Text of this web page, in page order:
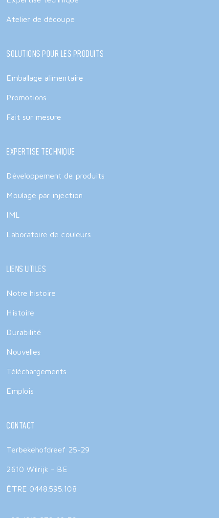
Atelier de découpe
Solutions pour les produits
Emballage alimentaire
Promotions
Fait sur mesure
Expertise technique
Développement de produits
Moulage par injection
IML
Laboratoire de couleurs
Liens utiles
Notre histoire
Histoire
Durabilité
Nouvelles
Téléchargements
Emplois
Contact
Terbekehofdreef 25-29
2610 Wilrijk - BE
ÊTRE 0448.595.108